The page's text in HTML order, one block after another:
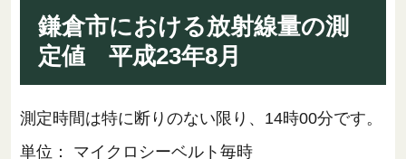
鎌倉市における放射線量の測
定値 平成23年8月
測定時間は特に断りのない限り、14時00分です。
単位： マイクロシーベルト毎時